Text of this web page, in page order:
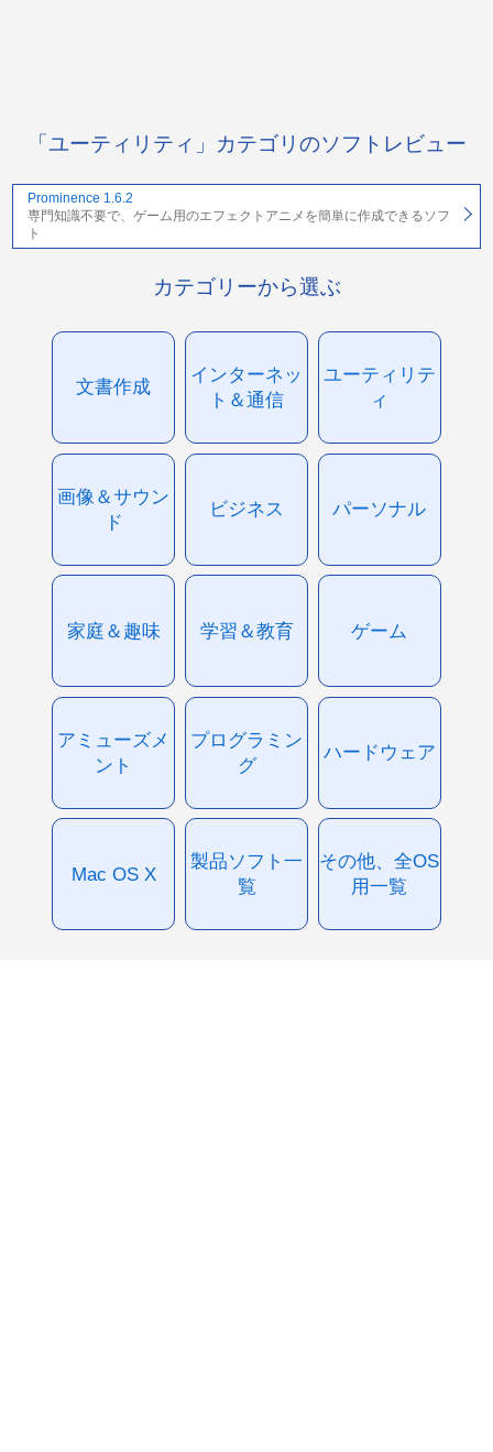
「ユーティリティ」カテゴリのソフトレビュー
Prominence 1.6.2
専門知識不要で、ゲーム用のエフェクトアニメを簡単に作成できるソフ
ト
カテゴリーから選ぶ
文書作成
インターネッ
ト＆通信
ユーティリテ
ィ
画像＆サウン
ド
ビジネス パーソナル
家庭＆趣味 学習＆教育 ゲーム
アミューズメ
ント
プログラミン
グ
ハードウェア
Mac OS X
製品ソフト一
覧
その他、全OS
用一覧